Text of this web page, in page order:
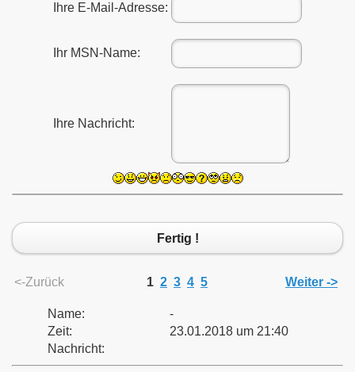
Ihre E-Mail-Adresse:
Ihr MSN-Name:
Ihre Nachricht:
Fertig !
<-Zurück 1 2 3 4 5 Weiter ->
Name:
-
Zeit:
23.01.2018 um 21:40
Nachricht: